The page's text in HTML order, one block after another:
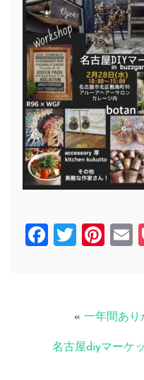
Facebook
Twitter
« 一年間あり
名古屋diyマーケ